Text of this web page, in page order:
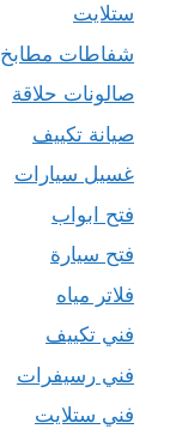
ستلايت
شفاطات مطابخ
صالونات حلاقة
صيانة تكييف
غسيل سيارات
فتح ابواب
فتح سيارة
فلاتر مياه
فني تكييف
فني رسيفرات
فني ستلايت